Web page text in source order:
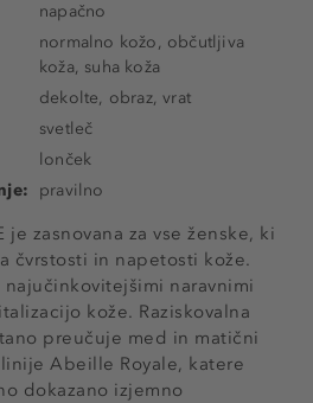
je zasnovana za vse ženske, ki
čvrstosti in napetosti kože.
naravnimi
kože. Raziskovalna
preučuje med in matični
Abeille Royale, katere
dokazano izjemno
napačno
normalno kožo, občutljiva
koža, suha koža
dekolte, obraz, vrat
svetleč
lonček
pravilno